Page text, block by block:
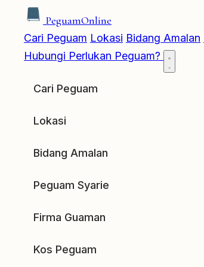
PeguamOnline
Cari Peguam Lokasi Bidang Amalan
Hubungi Perlukan Peguam?
Cari Peguam
Lokasi
Bidang Amalan
Peguam Syarie
Firma Guaman
Kos Peguam